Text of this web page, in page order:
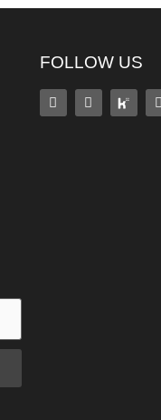
FOLLOW US